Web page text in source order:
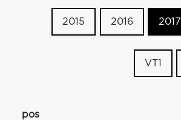
2015 2016 2017
VT1
pos